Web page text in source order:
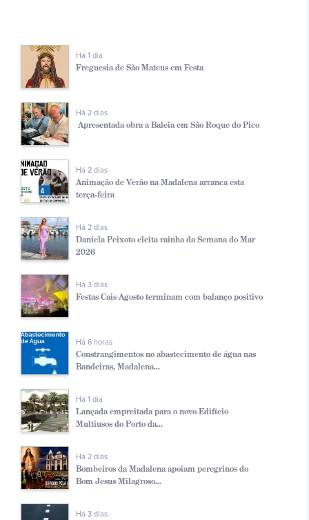
Há 1 dia
Freguesia de São Mateus em Festa
Há 2 dias
Apresentada obra a Baleia em São Roque do Pico
Há 2 dias
Animação de Verão na Madalena arranca esta
terça-feira
Há 2 dias
Daniela Peixoto eleita rainha da Semana do Mar
2026
Há 3 dias
Festas Cais Agosto terminam com balanço positivo
Há 6 horas
Constrangimentos no abastecimento de água nas
Bandeiras, Madalena...
Há 1 dia
Lançada empreitada para o novo Edifício
Multiusos do Porto da...
Há 2 dias
Bombeiros da Madalena apoiam peregrinos do
Bom Jesus Milagroso...
Há 3 dias